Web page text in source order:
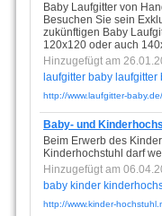
Baby Laufgitter von
Besuchen Sie sein
zukünftigen Baby
120x120 oder auch
Hinzugefügt am
laufgitter baby laufgitter
http://www.laufgitter-baby.de/
Baby- und
Beim Erwerb des
Kinderhochstuhl darf
Hinzugefügt am
baby kinder
http://www.kinder-